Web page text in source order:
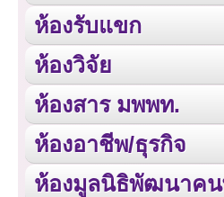
ห้องรับแขก
ห้องวิจัย
ห้องสาร มพพท.
ห้องอาชีพ/ธุรกิจ
ห้องมูลนิธิพัฒนาคน